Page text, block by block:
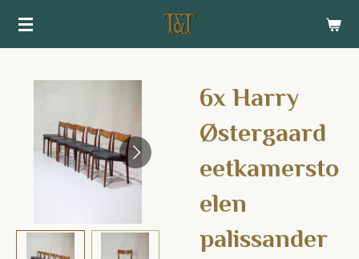
Ga
6x Harry
Østergaard
eetkamersto
elen
palissander